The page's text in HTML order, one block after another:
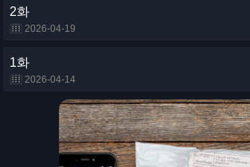
2화
2026-04-19
1화
2026-04-14